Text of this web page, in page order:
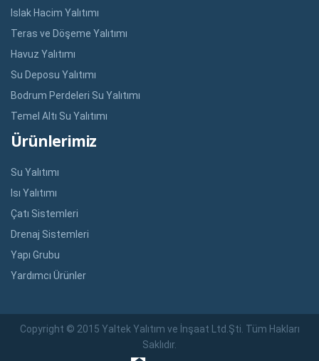
Islak Hacim Yalıtımı
Teras ve Döşeme Yalıtımı
Havuz Yalıtımı
Su Deposu Yalıtımı
Bodrum Perdeleri Su Yalıtımı
Temel Altı Su Yalıtımı
Ürünlerimiz
Su Yalıtımı
Isı Yalıtımı
Çatı Sistemleri
Drenaj Sistemleri
Yapı Grubu
Yardımcı Ürünler
Copyright © 2015 Yaltek Yalıtım ve İnşaat Ltd.Şti. Tüm Hakları
Saklıdır.